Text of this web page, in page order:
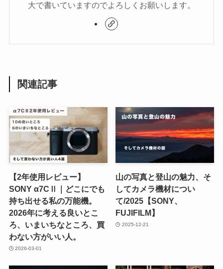
大で書いていますのでよろしくお願いします。
関連記事
【2年使用レビュー】
SONY α7CⅡ｜どこにでも
持ち出せる私の万能機。
2026年に考える良いとこ
ろ、いまいちなところ、買
わない方がいい人。
2026-03-01
山の写真と登山の魅力、そ
してカメラ機材につい
て/2025【SONY、
FUJIFILM】
2025-12-21